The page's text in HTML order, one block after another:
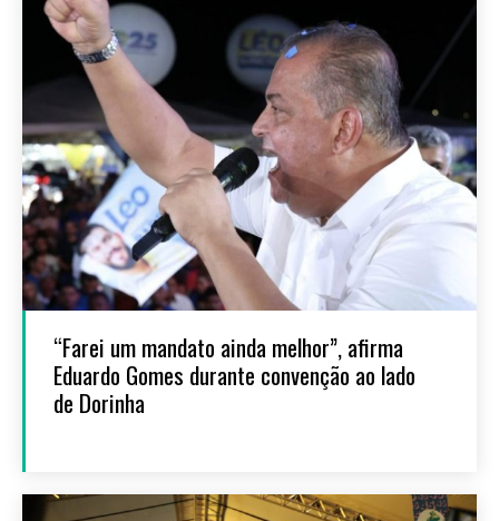
“Farei um mandato ainda melhor”, afirma
Eduardo Gomes durante convenção ao lado
de Dorinha